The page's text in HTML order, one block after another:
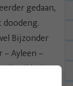
gedaan,
Bijzonder
– Ayleen –
ik wilde: iets